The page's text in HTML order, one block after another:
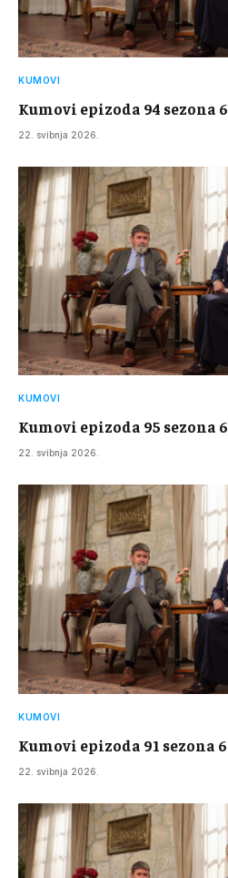
KUMOVI
Kumovi epizoda 94 sezona 6
22. svibnja 2026.
KUMOVI
Kumovi epizoda 95 sezona 6
22. svibnja 2026.
KUMOVI
Kumovi epizoda 91 sezona 6
22. svibnja 2026.